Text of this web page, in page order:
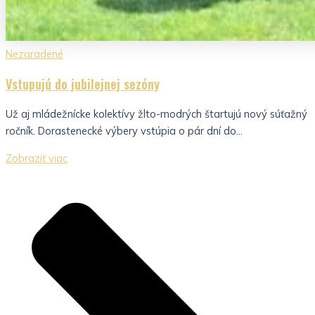
Nezaradené
Vstupujú do jubilejnej sezóny
Už aj mládežnícke kolektívy žlto-modrých štartujú nový súťažný
ročník. Dorastenecké výbery vstúpia o pár dní do...
Zobraziť viac